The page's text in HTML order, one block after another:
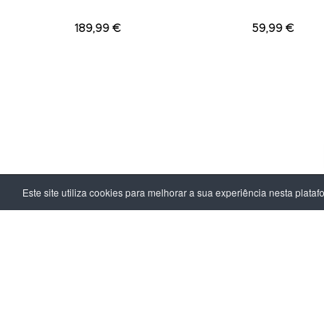
189,99 € 59,99 €
Este site utiliza cookies para melhorar a sua experiência nesta